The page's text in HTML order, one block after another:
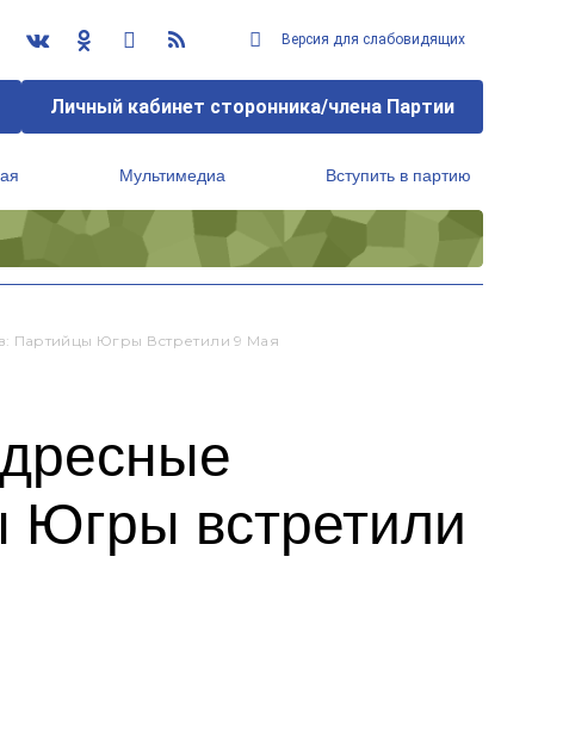
Версия для слабовидящих
Личный кабинет сторонника/члена Партии
Мультимедиа Вступить в партию
Партийцы Югры Встретили 9 Мая
Югры встретили